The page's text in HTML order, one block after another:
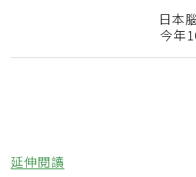
日本
今年
延伸閱讀